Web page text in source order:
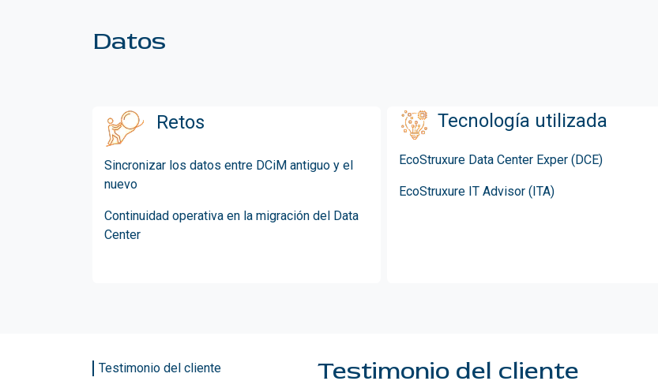
Datos
Retos
Sincronizar los datos entre DCiM antiguo y el
nuevo
Continuidad operativa en la migración del Data
Center
Tecnología utilizada
EcoStruxure Data Center Exper (DCE)
EcoStruxure IT Advisor (ITA)
Testimonio del cliente Testimonio del cliente